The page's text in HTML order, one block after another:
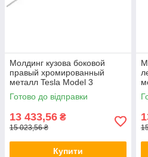
Молдинг кузова боковой
правый хромированный
металл Tesla Model 3
(1083520-60-C) ALL Качество
+ 1132
Готово до відправки
13 433,56 ₴
15 023,56 ₴
Купити
+